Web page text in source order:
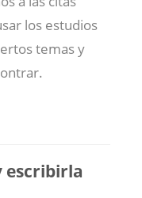
los estudios
temas y
escribirla